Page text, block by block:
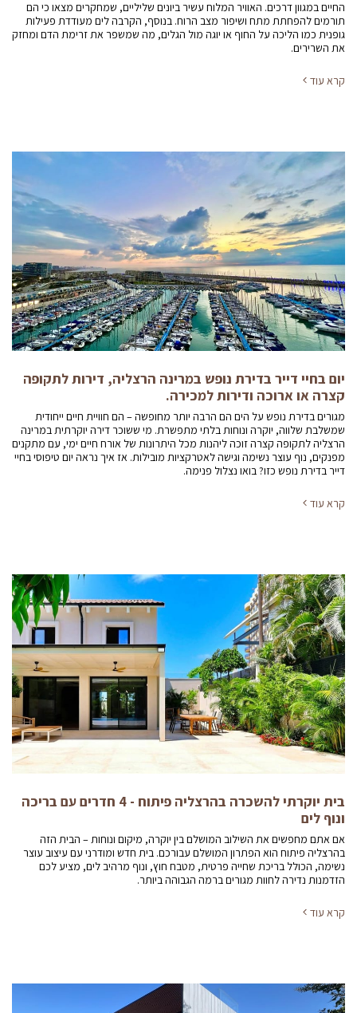
החיים במגוון דרכים. האוויר המלוח עשיר ביונים שליליים, שמחקרים מצאו כי הם
תורמים להפחתת מתח ושיפור מצב הרוח. בנוסף, הקרבה לים מעודדת פעילות
גופנית כמו הליכה על החוף או יוגה מול הגלים, מה שמשפר את זרימת הדם ומחזק
את השרירים.
קרא עוד
יום בחיי דייר בדירת נופש במרינה הרצליה, דירות לתקופה
קצרה או ארוכה ודירות למכירה.
מגורים בדירת נופש על הים הם הרבה יותר מחופשה – הם חוויית חיים ייחודית
שמשלבת שלווה, יוקרה ונוחות בלתי מתפשרת. מי ששוכר דירה יוקרתית במרינה
הרצליה לתקופה קצרה זוכה ליהנות מכל היתרונות של אורח חיים ימי, עם מתקנים
מפנקים, נוף עוצר נשימה וגישה לאטרקציות מובילות. אז איך נראה יום טיפוסי בחיי
דייר בדירת נופש כזו? בואו נצלול פנימה.
קרא עוד
בית יוקרתי להשכרה בהרצליה פיתוח - 4 חדרים עם בריכה
ונוף לים
אם אתם מחפשים את השילוב המושלם בין יוקרה, מיקום ונוחות – הבית הזה
בהרצליה פיתוח הוא הפתרון המושלם עבורכם. בית חדש ומודרני עם עיצוב עוצר
נשימה, הכולל בריכת שחייה פרטית, מטבח חוץ, ונוף מרהיב לים, מציע לכם
הזדמנות נדירה לחוות מגורים ברמה הגבוהה ביותר.
קרא עוד